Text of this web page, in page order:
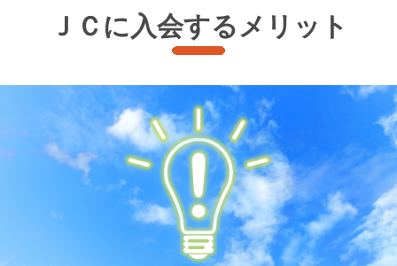
ＪＣに入会するメリット